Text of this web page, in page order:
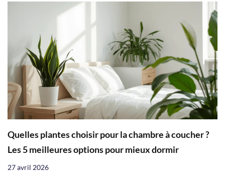
Quelles plantes choisir pour la chambre à coucher ?
Les 5 meilleures options pour mieux dormir
27 avril 2026